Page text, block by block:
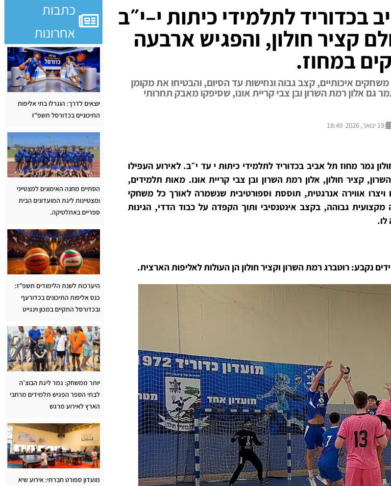
בכדוריד לתלמידי כיתות י–י״ב
קציר חולון, והפגיש ארבעה
במחוז.
משחקים איכותיים, קצב גבוה ונחישות עד הסיום, והבטיחו את מקומן
גם אלון רמת השרון ובן צבי קריית אונו, שסיפקו מאבק תחרותי
19 ינואר, 2026 18:49
גמר מחוז תל אביב בכדוריד לתלמידי כיתות י עד י״ב. לאירוע העפילו
קציר חולון, אלון רמת השרון ובן צבי קריית אונו. מאות תלמידים,
אווירה אנרגטית, תוססת וספורטיבית שנשמרה לאורך כל משחקי
גבוהה, בקצב אינטנסיבי ותוך הקפדה על כבוד הדדי, הגינות
לו.
נקבע: רוטברג רמת השרון וקציר חולון הן העולות לאליפות הארצית.
כתבות
אחרונות
יוצאים לדרך: הוגרלו בתי אליפות
התיכוניים בכדורסל תשפ”ז
הסתיים מחנה האימונים למצטייני
ומצטיינות ליגת המועדונים הבית
ספריים באתלטיקה.
היערכות לשנת הלימודים תשפ”ז:
כנס אליפות התיכונים בכדורעף
ובכדורסל התקיים במכון וינגייט
יותר ממשחק: גמר ליגת הבוצ’ה
לבתי הספר הפגיש תלמידים מרחבי
הארץ לאירוע מרגש
מועדון ספורט חברתי: אירוע שיא